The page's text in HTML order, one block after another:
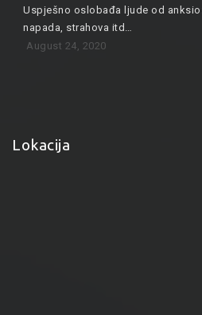
Uspješno oslobađa ljude od
napada, strahova itd…
August 24, 2020
Lokacija